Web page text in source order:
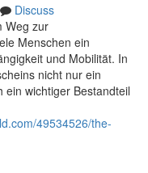
Discuss
Weg zur
Menschen ein
und Mobilität. In
nicht nur ein
ein wichtiger Bestandteil
49534526/the-